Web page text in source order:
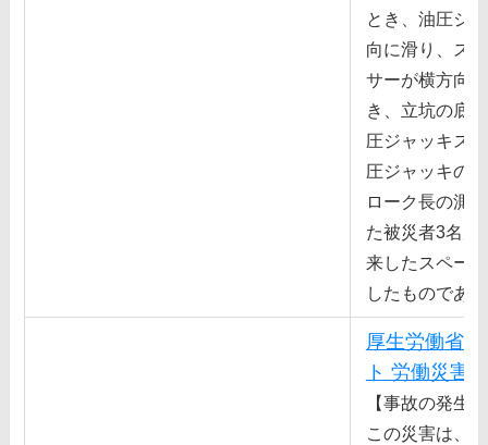
とき、油圧ジ
向に滑り、ス
サーが横⽅向
き、⽴坑の底
圧ジャッキス
圧ジャッキの
ローク⻑の測
た被災者3名が
来したスペー
したものであ
厚生労働省
ト 労働災害
【事故の発生
この災害は、